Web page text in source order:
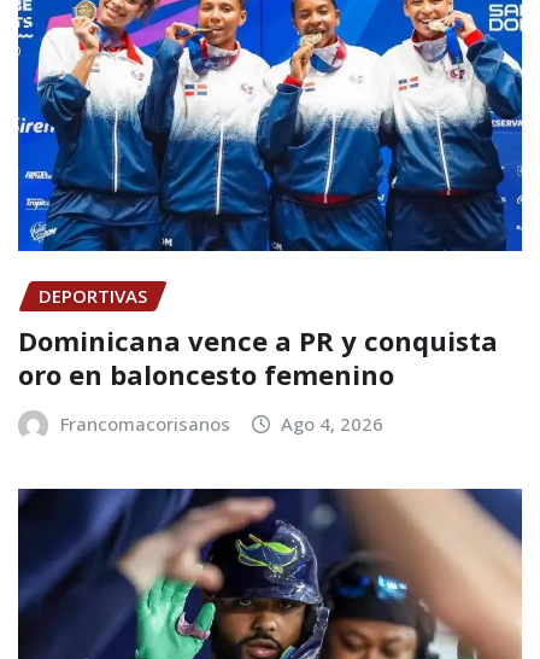
DEPORTIVAS
Dominicana vence a PR y conquista
oro en baloncesto femenino
Francomacorisanos Ago 4, 2026